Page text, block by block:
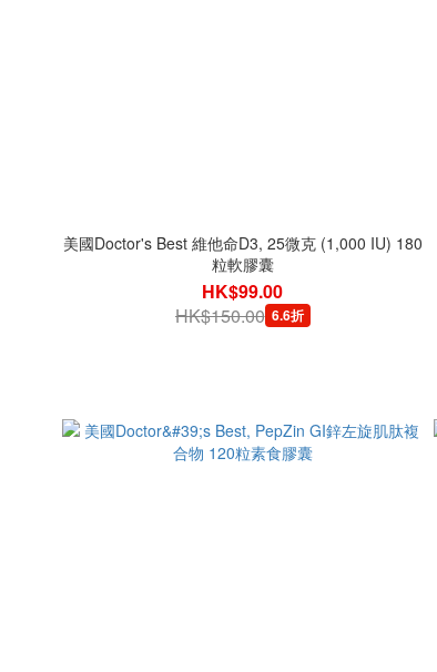
美國Doctor's Best 維他命D3, 25微克 (1,000 IU) 180
粒軟膠囊
HK$99.00
HK$150.00 6.6折